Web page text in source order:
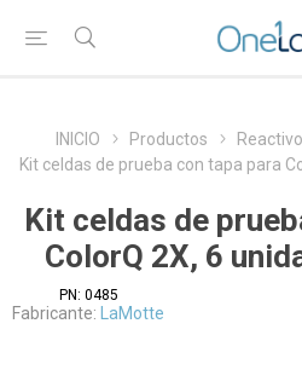
INICIO Productos
Kit celdas de prueba con tapa para
Kit celdas de
ColorQ 2X, 6
PN: 0485
Fabricante: LaMotte